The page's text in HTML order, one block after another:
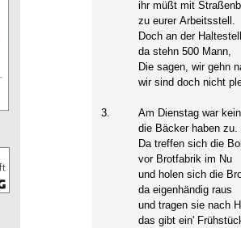
ihr müßt mit
zu eurer Arbeitsstell.
Doch an der
da stehn 500 Mann,
Die sagen, wir gehn
wir sind doch nicht
3.
Am Dienstag war
die Bäcker haben zu.
Da treffen sich die
vor Brotfabrik im Nu
und holen sich die
da eigenhändig raus
und tragen sie nach
das gibt ein'